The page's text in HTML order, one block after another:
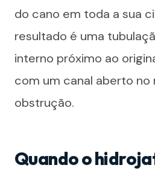
do cano em toda a sua
resultado é uma
interno próximo ao
com um canal aberto no
obstrução.
Quando o